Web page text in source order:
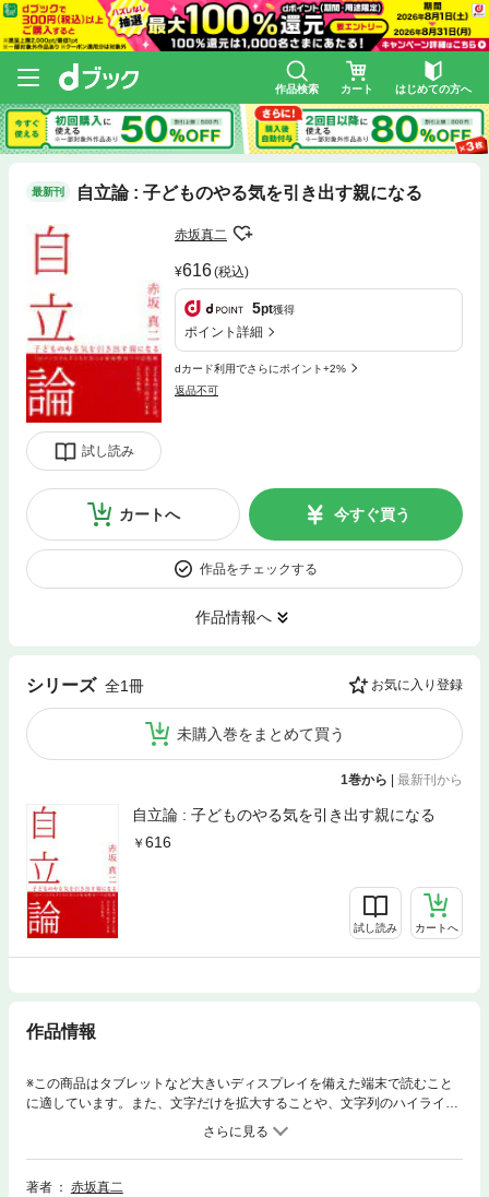
作品検索 カート はじめての方へ
最新刊 自立論 : 子どものやる気を引き出す親になる
試し読み
赤坂真二
616(税込)
5pt獲得
ポイント詳細
dカード利用でさらにポイント+2%
返品不可
カートへ 今すぐ買う
作品をチェックする
作品情報へ
シリーズ 全1冊 お気に入り登録
未購入巻をまとめて買う
1巻から 最新刊から
自立論 : 子どものやる気を引き出す親になる
616
試し読み カートへ
作品情報
※この商品はタブレットなど大きいディスプレイを備えた端末で読むこと
に適しています。また、文字だけを拡大することや、文字列のハイライ
ト、検索、辞書の参照、引用などの機能が使用できません。小学校教員時
代「スーパー教師」として知られていた上越教育大学大学院准教授・赤坂
真二が贈る子育て論。「子どもの幸せとは自立することだ」をテーマに実
践的家庭教育のツボを説く。すぐ読める・よく分かる、パパママ応援ブッ
著者
赤坂真二